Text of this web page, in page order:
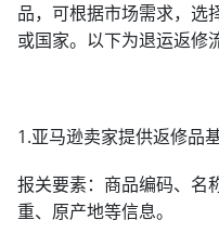
品，可根据市场需求，选
或国家。以下为退运返修
1.亚马逊卖家提供返修品
报关要素：商品编码、名
重、原产地等信息。